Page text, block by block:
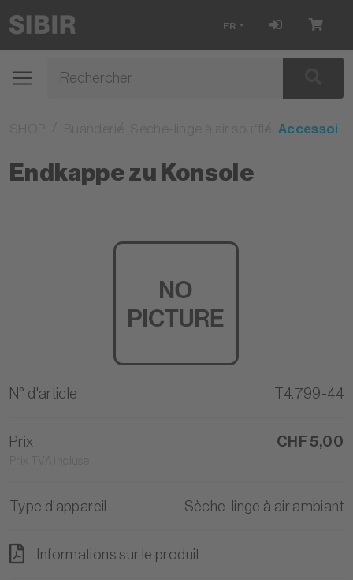
FR
Endkappe zu Konsole
N° d'article T4.799-44
Prix CHF 5,00
Type d'appareil Sèche-linge à air ambiant
Informations sur le produit